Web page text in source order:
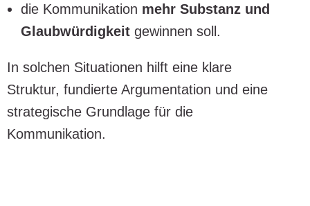
die Kommunikation mehr Substanz und
Glaubwürdigkeit gewinnen soll.
In solchen Situationen hilft eine klare
Struktur, fundierte Argumentation und eine
strategische Grundlage für die
Kommunikation.